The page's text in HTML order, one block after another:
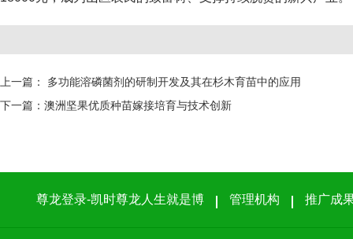
上一篇： 多功能溶磷菌剂的研制开发及其在杉木育苗中的应用
下一篇： 澳洲坚果优质种苗嫁接培育与技术创新
尊龙登录-凯时尊龙人生就是博 管理机构 推广成